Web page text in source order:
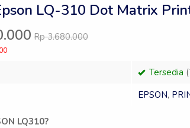
LQ-310 Dot Matrix
Rp 3.680.000
Tersedia
EPSON,
LQ310?